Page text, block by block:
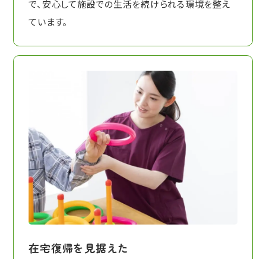
で、安心して施設での生活を続けられる環境を整え
ています。
在宅復帰を見据えた